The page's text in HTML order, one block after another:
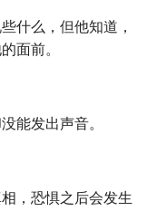
什么，但他知道，
面前。
能发出声音。
，恐惧之后会发生